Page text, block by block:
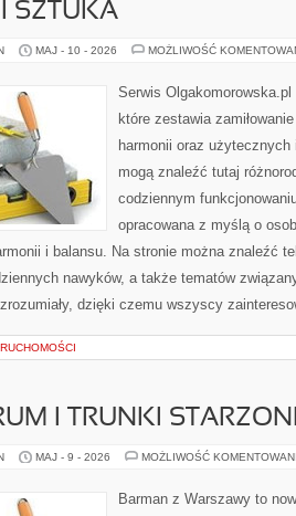
SZTUKA
MAJ - 10 - 2026 MOŻLIWOŚĆ
Serwis
które zestawia
harmonii oraz
mogą znaleźć tutaj
codziennym
opracowana z myślą o
i balansu. Na stronie można znaleźć
nawyków, a także tematów
dzięki czemu wszyscy
I TRUNKI
MAJ - 9 - 2026 MOŻLIWOŚĆ
Barman z Warszawy to